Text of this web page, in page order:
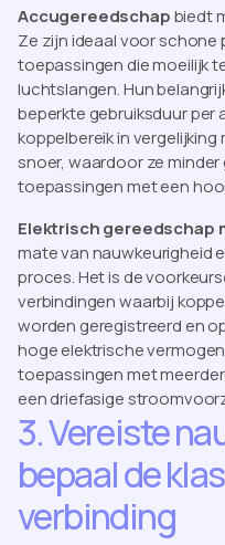
Accugereedschapbiedt
Ze zijn ideaal voor
toepassingen die moeilijk
luchtslangen. Hun
beperkte gebruiksduur per
koppelbereik in
snoer, waardoor ze
toepassingen met een
Elektrisch gereedschap
mate van nauwkeurigheid
proces. Het is de
verbindingen waarbij
worden geregistreerd en
hoge elektrische
toepassingen met
een driefasige
3. Vereiste
bepaal de
verbinding